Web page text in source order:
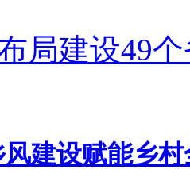
局建设49
建设赋能乡